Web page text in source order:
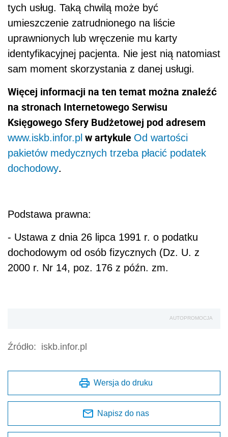
tych usług. Taką chwilą może być
umieszczenie zatrudnionego na liście
uprawnionych lub wręczenie mu karty
identyfikacyjnej pacjenta. Nie jest nią natomiast
sam moment skorzystania z danej usługi.
Więcej informacji na ten temat można znaleźć
na stronach Internetowego Serwisu
Księgowego Sfery Budżetowej pod adresem
www.iskb.infor.pl w artykule Od wartości
pakietów medycznych trzeba płacić podatek
dochodowy.
Podstawa prawna:
- Ustawa z dnia 26 lipca 1991 r. o podatku
dochodowym od osób fizycznych (Dz. U. z
2000 r. Nr 14, poz. 176 z późn. zm.
AUTOPROMOCJA
Źródło: iskb.infor.pl
Wersja do druku
Napisz do nas